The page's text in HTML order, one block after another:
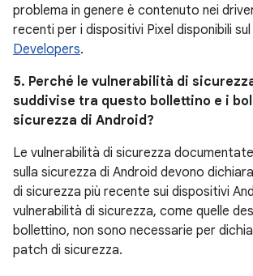
problema in genere è contenuto nei
recenti per i dispositivi Pixel disponibili sul
Developers.
5. Perché le vulnerabilità di
suddivise tra questo bollettino e i
sicurezza di Android?
Le vulnerabilità di sicurezza
sulla sicurezza di Android devono
di sicurezza più recente sui dispositivi
vulnerabilità di sicurezza, come quelle
bollettino, non sono necessarie per
patch di sicurezza.